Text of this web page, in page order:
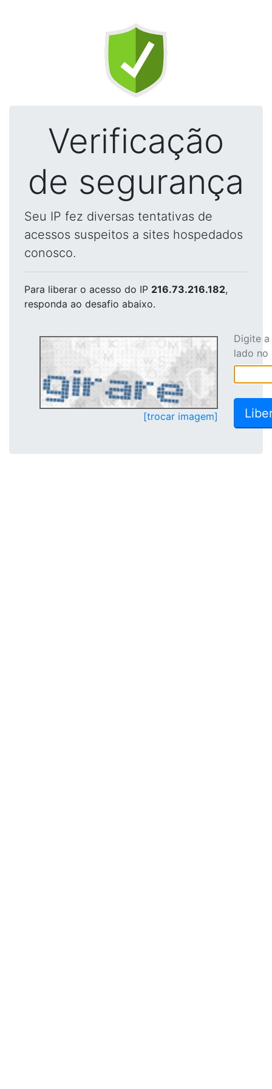
Verificação
de segurança
Seu IP fez diversas tentativas de
acessos suspeitos a sites hospedados
conosco.
Para liberar o acesso do IP 216.73.216.182,
responda ao desafio abaixo.
[trocar imagem]
Digite
lado no